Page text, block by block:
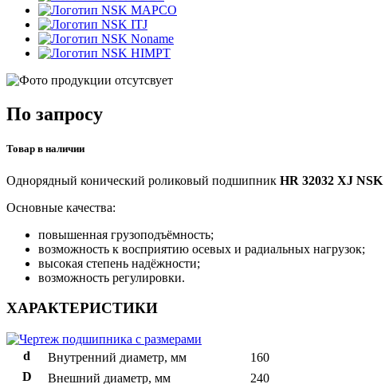
MAPCO
ITJ
Noname
HIMPT
По запросу
Товар в наличии
Однорядный конический роликовый подшипник HR 32032 XJ NSK
Основные качества:
повышенная грузоподъёмность;
возможность к восприятию осевых и радиальных нагрузок;
высокая степень надёжности;
возможность регулировки.
ХАРАКТЕРИСТИКИ
d Внутренний диаметр, мм
160
D
Внешний диаметр, мм 240